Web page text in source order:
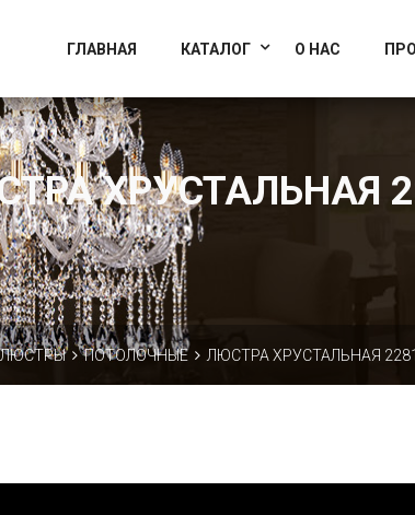
фабрики Art Crystal Light
ГЛАВНАЯ КАТАЛОГ О НАС
ХРУСТАЛЬНАЯ
ЛЮСТРЫ ПОТОЛОЧНЫЕ ЛЮСТРА ХРУСТАЛЬНАЯ